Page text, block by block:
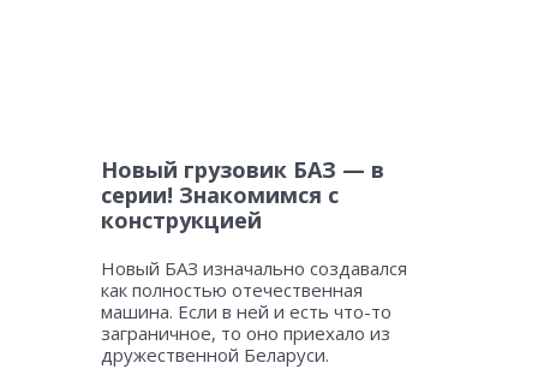
Новый грузовик БАЗ — в
серии! Знакомимся с
конструкцией
Новый БАЗ изначально создавался
как полностью отечественная
машина. Если в ней и есть что-то
заграничное, то оно приехало из
дружественной Беларуси.